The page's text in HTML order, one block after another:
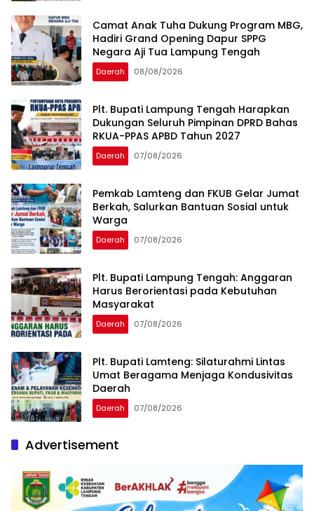
Camat Anak Tuha Dukung Program MBG,
Hadiri Grand Opening Dapur SPPG
Negara Aji Tua Lampung Tengah
Daerah 08/08/2026
Plt. Bupati Lampung Tengah Harapkan
Dukungan Seluruh Pimpinan DPRD Bahas
RKUA-PPAS APBD Tahun 2027
Daerah 07/08/2026
Pemkab Lamteng dan FKUB Gelar Jumat
Berkah, Salurkan Bantuan Sosial untuk
Warga
Daerah 07/08/2026
Plt. Bupati Lampung Tengah: Anggaran
Harus Berorientasi pada Kebutuhan
Masyarakat
Daerah 07/08/2026
Plt. Bupati Lamteng: Silaturahmi Lintas
Umat Beragama Menjaga Kondusivitas
Daerah
Daerah 07/08/2026
Advertisement